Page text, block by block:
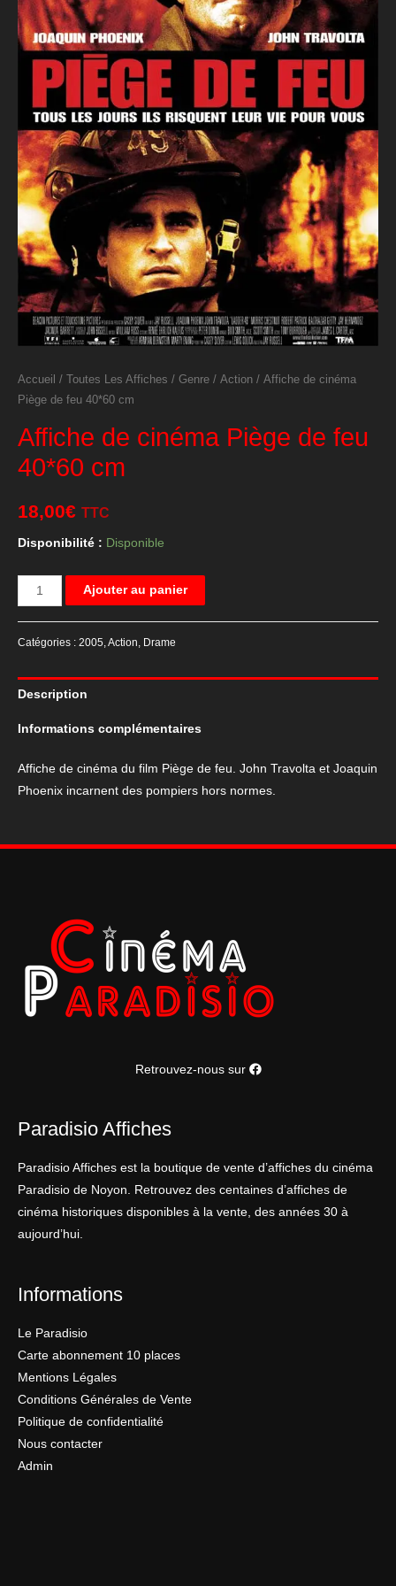
Accueil / Toutes Les Affiches / Genre / Action / Affiche de cinéma
Piège de feu 40*60 cm
Affiche de cinéma Piège de feu
40*60 cm
18,00€ TTC
Disponibilité : Disponible
quantité
de
cinéma
Piège
40*60
cm
Ajouter au panier
Catégories : 2005,Action, Drame
Description
Informations complémentaires
Affiche de cinéma du film Piège de feu. John Travolta et Joaquin
Phoenix incarnent des pompiers hors normes.
Retrouvez-nous sur
Paradisio Affiches
Paradisio Affiches est la boutique de vente d’affiches du cinéma
Paradisio de Noyon. Retrouvez des centaines d’affiches de
cinéma historiques disponibles à la vente, des années 30 à
aujourd’hui.
Informations
Le Paradisio
Carte abonnement 10 places
Mentions Légales
Conditions Générales de Vente
Politique de confidentialité
Nous contacter
Admin